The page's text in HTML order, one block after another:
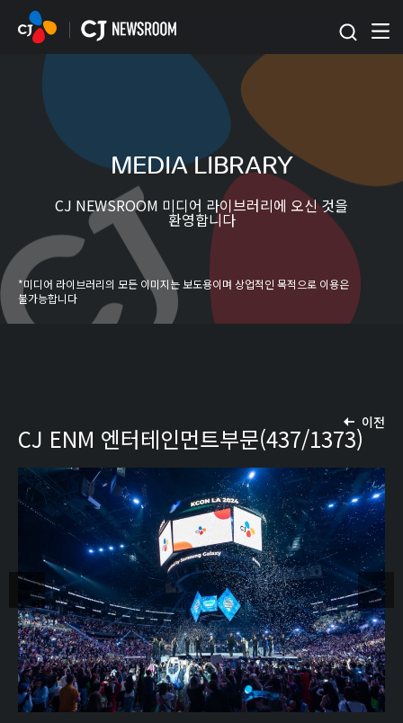
본문 바로가기
MEDIA LIBRARY
CJ NEWSROOM 미디어 라이브러리에 오신 것을
환영합니다
*미디어 라이브러리의 모든 이미지는 보도용이며 상업적인 목적으로 이용은
불가능합니다
이전
CJ ENM 엔터테인먼트부문(437/1373)